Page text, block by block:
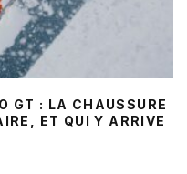
GT : LA CHAUSSURE
ET QUI Y ARRIVE